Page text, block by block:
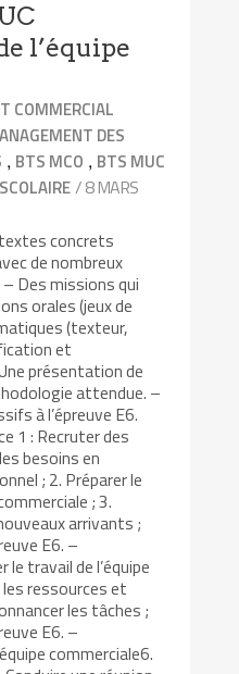
l’équipe
COMMERCIAL
DES
, BTS MCO , BTS MUC
/ 8 MARS
concrets
de nombreux
Des missions qui
orales (jeux de
(texteur,
et
présentation de
attendue. –
à l’épreuve E6.
1 : Recruter des
besoins en
; 2. Préparer le
; 3.
arrivants ;
E6. –
le travail de l’équipe
ressources et
les tâches ;
E6. –
commerciale6.